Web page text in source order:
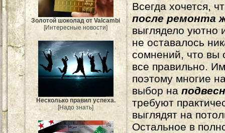
Золотой шоколад от Valcambi
[Интересные новости]
Несколько правил успеха.
[Надо знать]
Всегда хочется,
после ремонта
выглядело уютно
не оставалось
сомнений, что вы
все правильно.
поэтому многие
выбор на
требуют
выглядят на
Остальное в